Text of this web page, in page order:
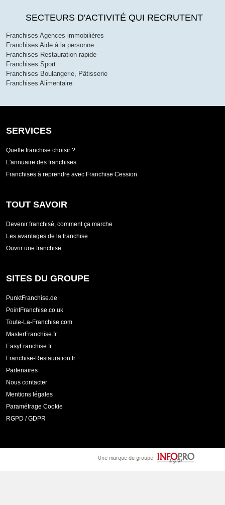
SECTEURS D'ACTIVITÉ QUI RECRUTENT
Franchises Agences immobilières
Franchises Aide à la personne
Franchises Restauration rapide
Franchises Sport
Franchises Boulangerie, Pâtisserie
Franchises Alimentaire
SERVICES
Quelle franchise choisir ?
L'annuaire des franchises
Franchises à reprendre avec Franchise Cession
TOUT SAVOIR
Devenir franchisé, comment ça marche
Les avantages de la franchise
Ouvrir une franchise
SITES DU GROUPE
PunktFranchise.de
PointFranchise.co.uk
Toute-La-Franchise.com
MasterFranchise.fr
EasyFranchise.fr
Franchise-Restauration.fr
Partenaires
Nous contacter
Mentions légales
Paramétrage Cookie
RGPD / GDPR